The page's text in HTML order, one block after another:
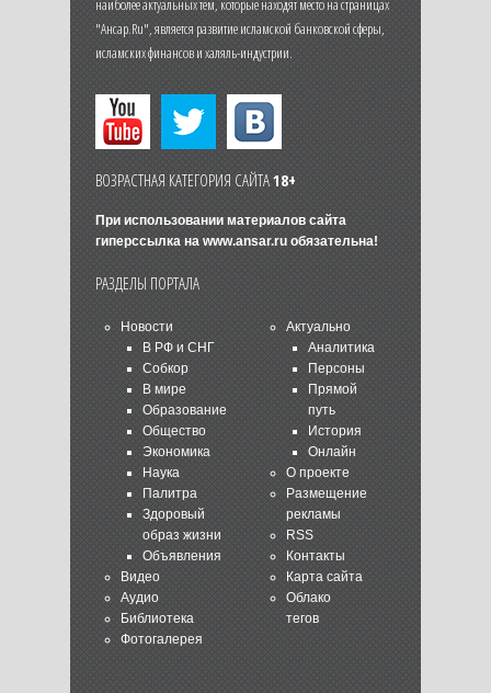
"Ансар.Ru", является развитие исламской банковской сферы,
исламских финансов и халяль-индустрии.
ВОЗРАСТНАЯ КАТЕГОРИЯ САЙТА18+
При использовании материалов сайта
гиперссылка на www.ansar.ruобязательна!
РАЗДЕЛЫ ПОРТАЛА
Новости
В РФ и СНГ
Собкор
В мире
Образование
Общество
Экономика
Наука
Палитра
Здоровый
образ жизни
Объявления
Видео
Аудио
Библиотека
Фотогалерея
Актуально
Аналитика
Персоны
Прямой
путь
История
Онлайн
О проекте
Размещение
рекламы
RSS
Контакты
Карта сайта
Облако
тегов